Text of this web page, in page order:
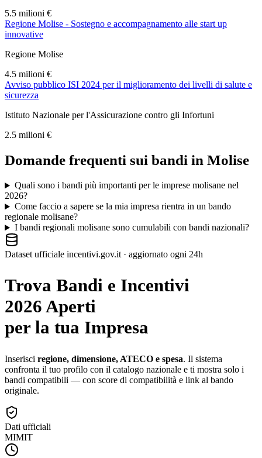
5.5 milioni €
Regione Molise - Sostegno e accompagnamento alle start up
innovative
Regione Molise
4.5 milioni €
Avviso pubblico ISI 2024 per il miglioramento dei livelli di salute e
sicurezza
Istituto Nazionale per l'Assicurazione contro gli Infortuni
2.5 milioni €
Domande frequenti sui bandi in Molise
Quali sono i bandi più importanti per le imprese molisane nel
2026?
Come faccio a sapere se la mia impresa rientra in un bando
regionale molisane?
I bandi regionali molisane sono cumulabili con bandi nazionali?
Dataset ufficiale incentivi.gov.it · aggiornato ogni 24h
Trova Bandi e Incentivi
2026 Aperti
per la tua Impresa
Inserisci regione, dimensione, ATECO e spesa. Il sistema
confronta il tuo profilo con il catalogo nazionale e ti mostra solo i
bandi compatibili — con score di compatibilità e link al bando
originale.
Dati ufficiali
MIMIT